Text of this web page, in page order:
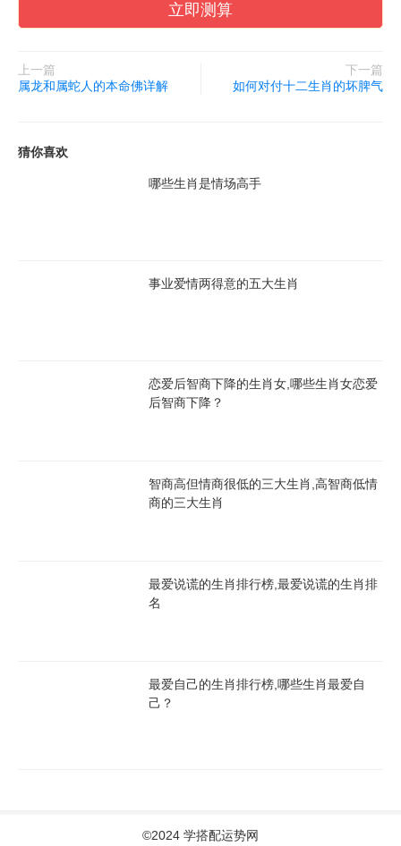
立即测算
上一篇
属龙和属蛇人的本命佛详解
下一篇
如何对付十二生肖的坏脾气
猜你喜欢
哪些生肖是情场高手
事业爱情两得意的五大生肖
恋爱后智商下降的生肖女,哪些生肖女恋爱
后智商下降？
智商高但情商很低的三大生肖,高智商低情
商的三大生肖
最爱说谎的生肖排行榜,最爱说谎的生肖排
名
最爱自己的生肖排行榜,哪些生肖最爱自
己？
©2024 学搭配运势网